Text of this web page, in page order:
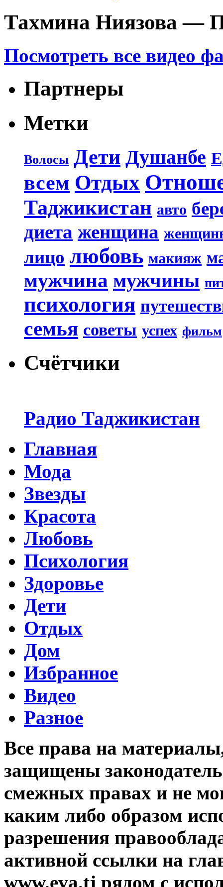
Тахмина Ниязова —
Посмотреть все видео
Партнеры
Метки
Волосы Дети Душанбе
всем Отдых
Таджикистан авто
диета женщина
лицо любовь макияж
мужчина мужчины
психология
семья советы успех фильм
Счётчики
Радио Таджикистан
Главная
Мода
Звезды
Красота
Любовь
Психология
Здоровье
Дети
Отдых
Дом
Избранное
Видео
Разное
Все права на
защищены
смежных правах и не
каким либо образом
разрешения
активной ссылки на
www.eva.tj рядом с